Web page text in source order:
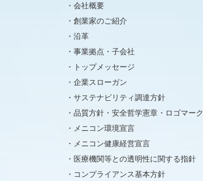
会社概要
創業家のご紹介
沿革
事業拠点・子会社
トップメッセージ
企業スローガン
サステナビリティ調達方針
品質方針・安全哲学憲章・ロゴマーク
メニコン環境宣言
メニコン健康経営宣言
医療機関等との透明性に関する指針
コンプライアンス基本方針